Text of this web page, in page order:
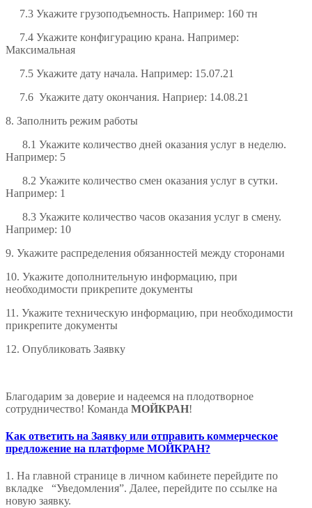
7.3 Укажите грузоподъемность. Например: 160 тн
7.4 Укажите конфигурацию крана. Например:
Максимальная
7.5 Укажите дату начала. Например: 15.07.21
7.6 Укажите дату окончания. Наприер: 14.08.21
8. Заполнить режим работы
8.1 Укажите количество дней оказания услуг в неделю.
Например: 5
8.2 Укажите количество смен оказания услуг в сутки.
Например: 1
8.3 Укажите количество часов оказания услуг в смену.
Например: 10
9. Укажите распределения обязанностей между сторонами
10. Укажите дополнительную информацию, при
необходимости прикрепите документы
11. Укажите техническую информацию, при необходимости
прикрепите документы
12. Опубликовать Заявку
Благодарим за доверие и надеемся на плодотворное
сотрудничество! Команда МОЙКРАН!
Как ответить на Заявку или отправить коммерческое
предложение на платформе МОЙКРАН?
1. На главной странице в личном кабинете перейдите по
вкладке “Уведомления”. Далее, перейдите по ссылке на
новую заявку.